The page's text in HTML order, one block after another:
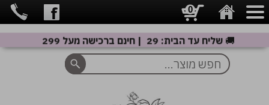
🚚שליח עד הבית: 29 ₪ | חינם ברכישה מעל 299 ₪
0